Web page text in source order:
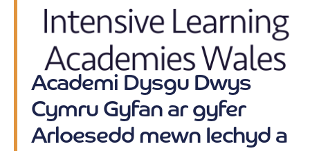
Academi Dysgu Dwys
Cymru Gyfan ar gyfer
Arloesedd mewn Iechyd a